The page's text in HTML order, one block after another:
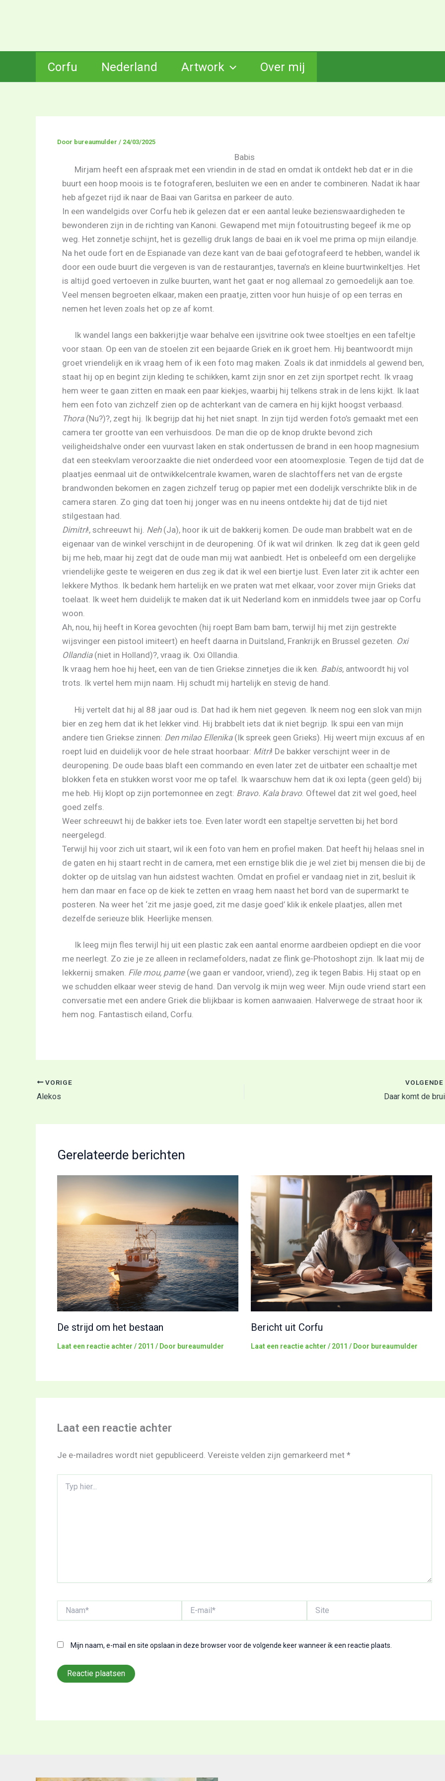
Corfu Nederland Artwork Over mij
Door bureaumulder / 24/03/2025
Babis
Mirjam heeft een afspraak met een vriendin in de stad en omdat ik ontdekt heb dat er in die
buurt een hoop moois is te fotograferen, besluiten we een en ander te combineren. Nadat ik haar
heb afgezet rijd ik naar de Baai van Garitsa en parkeer de auto.
In een wandelgids over Corfu heb ik gelezen dat er een aantal leuke bezienswaardigheden te
bewonderen zijn in de richting van Kanoni. Gewapend met mijn fotouitrusting begeef ik me op
weg. Het zonnetje schijnt, het is gezellig druk langs de baai en ik voel me prima op mijn eilandje.
Na het oude fort en de Espianade van deze kant van de baai gefotografeerd te hebben, wandel ik
door een oude buurt die vergeven is van de restaurantjes, taverna’s en kleine buurtwinkeltjes. Het
is altijd goed vertoeven in zulke buurten, want het gaat er nog allemaal zo gemoedelijk aan toe.
Veel mensen begroeten elkaar, maken een praatje, zitten voor hun huisje of op een terras en
nemen het leven zoals het op ze af komt.
Ik wandel langs een bakkerijtje waar behalve een ijsvitrine ook twee stoeltjes en een tafeltje
voor staan. Op een van de stoelen zit een bejaarde Griek en ik groet hem. Hij beantwoordt mijn
groet vriendelijk en ik vraag hem of ik een foto mag maken. Zoals ik dat inmiddels al gewend ben,
staat hij op en begint zijn kleding te schikken, kamt zijn snor en zet zijn sportpet recht. Ik vraag
hem weer te gaan zitten en maak een paar kiekjes, waarbij hij telkens strak in de lens kijkt. Ik laat
hem een foto van zichzelf zien op de achterkant van de camera en hij kijkt hoogst verbaasd.
Thora (Nu?)?, zegt hij. Ik begrijp dat hij het niet snapt. In zijn tijd werden foto’s gemaakt met een
camera ter grootte van een verhuisdoos. De man die op de knop drukte bevond zich
veiligheidshalve onder een vuurvast laken en stak ondertussen de brand in een hoop magnesium
dat een steekvlam veroorzaakte die niet onderdeed voor een atoomexplosie. Tegen de tijd dat de
plaatjes eenmaal uit de ontwikkelcentrale kwamen, waren de slachtoffers net van de ergste
brandwonden bekomen en zagen zichzelf terug op papier met een dodelijk verschrikte blik in de
camera staren. Zo ging dat toen hij jonger was en nu ineens ontdekte hij dat de tijd niet
stilgestaan had.
Dimitri!, schreeuwt hij. Neh (Ja), hoor ik uit de bakkerij komen. De oude man brabbelt wat en de
eigenaar van de winkel verschijnt in de deuropening. Of ik wat wil drinken. Ik zeg dat ik geen geld
bij me heb, maar hij zegt dat de oude man mij wat aanbiedt. Het is onbeleefd om een dergelijke
vriendelijke geste te weigeren en dus zeg ik dat ik wel een biertje lust. Even later zit ik achter een
lekkere Mythos. Ik bedank hem hartelijk en we praten wat met elkaar, voor zover mijn Grieks dat
toelaat. Ik weet hem duidelijk te maken dat ik uit Nederland kom en inmiddels twee jaar op Corfu
woon.
Ah, nou, hij heeft in Korea gevochten (hij roept Bam bam bam, terwijl hij met zijn gestrekte
wijsvinger een pistool imiteert) en heeft daarna in Duitsland, Frankrijk en Brussel gezeten. Oxi
Ollandia(niet in Holland)?, vraag ik. Oxi Ollandia.
Ik vraag hem hoe hij heet, een van de tien Griekse zinnetjes die ik ken. Babis, antwoordt hij vol
trots. Ik vertel hem mijn naam. Hij schudt mij hartelijk en stevig de hand.
Hij vertelt dat hij al 88 jaar oud is. Dat had ik hem niet gegeven. Ik neem nog een slok van mijn
bier en zeg hem dat ik het lekker vind. Hij brabbelt iets dat ik niet begrijp. Ik spui een van mijn
andere tien Griekse zinnen: Den milao Ellenika(Ik spreek geen Grieks). Hij weert mijn excuus af en
roept luid en duidelijk voor de hele straat hoorbaar: Mitri! De bakker verschijnt weer in de
deuropening. De oude baas blaft een commando en even later zet de uitbater een schaaltje met
blokken feta en stukken worst voor me op tafel. Ik waarschuw hem dat ik oxi lepta (geen geld) bij
me heb. Hij klopt op zijn portemonnee en zegt: Bravo. Kala bravo. Oftewel dat zit wel goed, heel
goed zelfs.
Weer schreeuwt hij de bakker iets toe. Even later wordt een stapeltje servetten bij het bord
neergelegd.
Terwijl hij voor zich uit staart, wil ik een foto van hem en profiel maken. Dat heeft hij helaas snel in
de gaten en hij staart recht in de camera, met een ernstige blik die je wel ziet bij mensen die bij de
dokter op de uitslag van hun aidstest wachten. Omdat en profiel er vandaag niet in zit, besluit ik
hem dan maar en face op de kiek te zetten en vraag hem naast het bord van de supermarkt te
posteren. Na weer het ‘zit me jasje goed, zit me dasje goed’ klik ik enkele plaatjes, allen met
dezelfde serieuze blik. Heerlijke mensen.
Ik leeg mijn fles terwijl hij uit een plastic zak een aantal enorme aardbeien opdiept en die voor
me neerlegt. Zo zie je ze alleen in reclamefolders, nadat ze flink ge-Photoshopt zijn. Ik laat mij de
lekkernij smaken. File mou, pame(we gaan er vandoor, vriend), zeg ik tegen Babis. Hij staat op en
we schudden elkaar weer stevig de hand. Dan vervolg ik mijn weg weer. Mijn oude vriend start een
conversatie met een andere Griek die blijkbaar is komen aanwaaien. Halverwege de straat hoor ik
hem nog. Fantastisch eiland, Corfu.
VORIGE
Alekos
VOLGENDE
Daar komt de
Gerelateerde berichten
De strijd om het bestaan
Laat een reactie achter / 2011 / Door bureaumulder
Bericht uit Corfu
Laat een reactie achter / 2011 / Door bureaumulder
Laat een reactie achter
Je e-mailadres wordt niet gepubliceerd. Vereiste velden zijn gemarkeerd met *
hier...
mail*
Mijn naam, e-mail en site opslaan in deze browser voor de volgende keer wanneer ik een reactie plaats.